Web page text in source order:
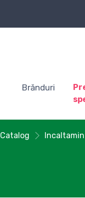
Brănduri
Catalog